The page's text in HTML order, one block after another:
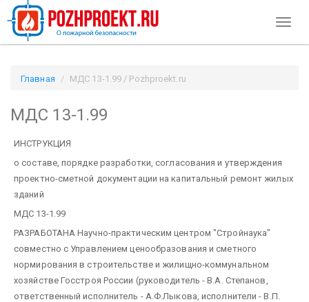
Главная МДС 13-1.99 / Pozhproekt.ru
МДС 13-1.99
ИНСТРУКЦИЯ
о составе, порядке разработки, согласования и утверждения
проектно-сметной документации на капитальный ремонт жилых
зданий
МДС 13-1.99
РАЗРАБОТАНА Научно-практическим центром "Стройнаука"
совместно с Управлением ценообразования и сметного
нормирования в строительстве и жилищно-коммунальном
хозяйстве Госстроя России (руководитель - В.А. Степанов,
ответственный исполнитель - А.Ф.Лыкова, исполнители - В.П.